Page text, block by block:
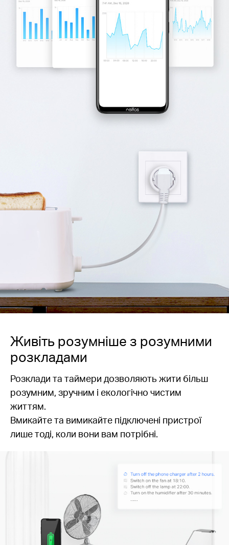
Живіть розумніше з розумними
розкладами
Розклади та таймери дозволяють жити більш
розумним, зручним і екологічно чистим
життям.
Вмикайте та вимикайте підключені пристрої
лише тоді, коли вони вам потрібні.